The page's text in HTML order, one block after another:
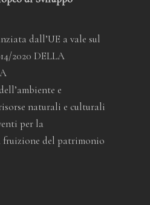
dall’UE a vale sul
2020 DELLA
e
naturali e culturali
per la
fruizione del patrimonio